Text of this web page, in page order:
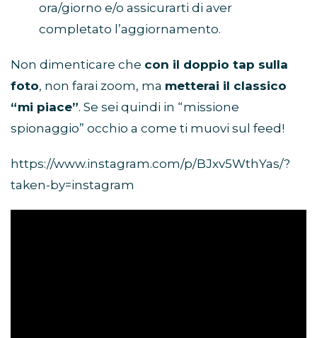
ora/giorno e/o assicurarti di aver
completato l’aggiornamento.
Non dimenticare che con il doppio tap sulla
foto, non farai zoom, ma metterai il classico
“mi piace”. Se sei quindi in “missione
spionaggio” occhio a come ti muovi sul feed!
https://www.instagram.com/p/BJxv5WthYas/?
taken-by=instagram